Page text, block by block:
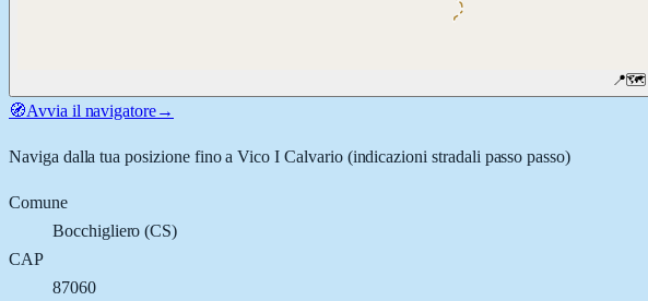
📍🗺️
🧭Avvia il navigatore→
Naviga dalla tua posizione fino aVico I Calvario(indicazioni stradali passo passo)
Comune
Bocchigliero (CS)
CAP
87060